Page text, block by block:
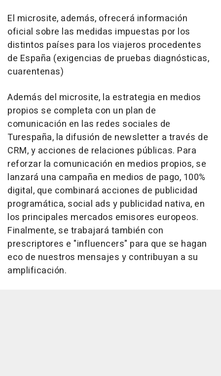
El microsite, además, ofrecerá información
oficial sobre las medidas impuestas por los
distintos países para los viajeros procedentes
de España (exigencias de pruebas diagnósticas,
cuarentenas)
Además del microsite, la estrategia en medios
propios se completa con un plan de
comunicación en las redes sociales de
Turespaña, la difusión de newsletter a través de
CRM, y acciones de relaciones públicas. Para
reforzar la comunicación en medios propios, se
lanzará una campaña en medios de pago, 100%
digital, que combinará acciones de publicidad
programática, social ads y publicidad nativa, en
los principales mercados emisores europeos.
Finalmente, se trabajará también con
prescriptores e "influencers" para que se hagan
eco de nuestros mensajes y contribuyan a su
amplificación.